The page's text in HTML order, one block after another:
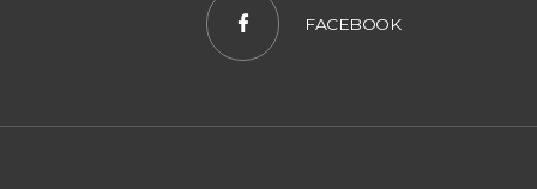
FACEBOOK